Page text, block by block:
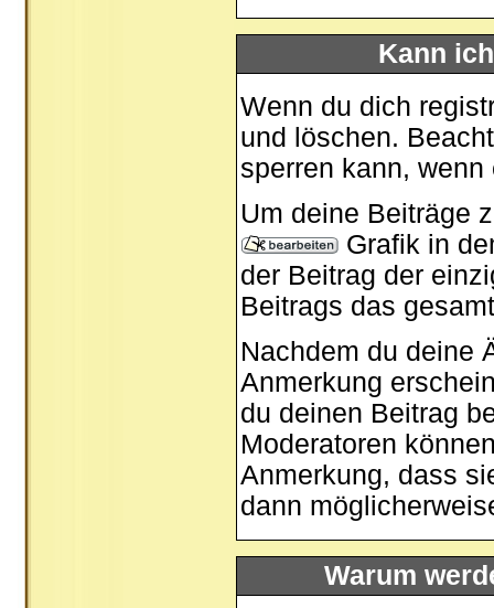
Kann
Wenn du dich
und löschen.
sperren kann,
Um deine Beiträge
Grafik in
der Beitrag der
Beitrags das
Nachdem du deine
Anmerkung
du deinen Beitrag
Moderatoren
Anmerkung, dass
dann
Warum